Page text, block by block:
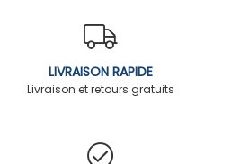
LIVRAISON RAPIDE
Livraison et retours gratuits